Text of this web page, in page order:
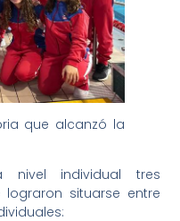
que alcanzó la
nivel individual tres
situarse entre